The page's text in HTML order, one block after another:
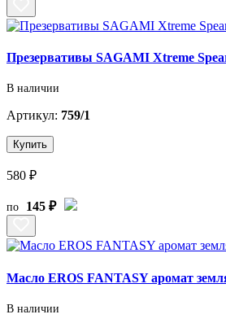
Презервативы SAGAMI Xtreme
В наличии
Артикул: 759/1
Купить
580 ₽
по 145 ₽
Масло EROS FANTASY аромат
В наличии